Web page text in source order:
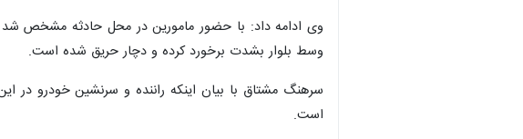
وی ادامه داد: با حضور مامورین در محل حادثه مشخص شد
وسط بلوار بشدت برخورد کرده و دچار حریق شده است.
سرهنگ مشتاق با بیان اینکه راننده و سرنشین خودرو در
است.